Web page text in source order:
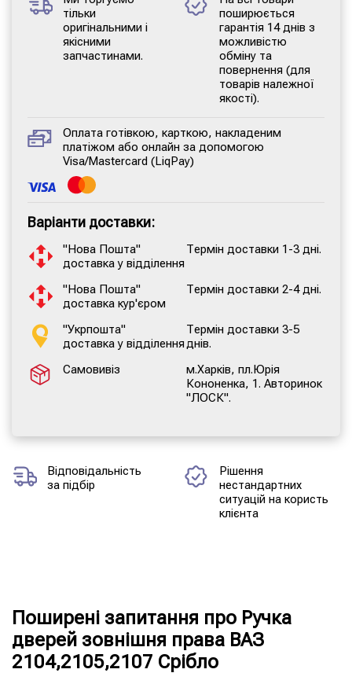
тільки
оригінальними і
якісними
запчастинами.
поширюється
гарантія 14 днів з
можливістю
обміну та
повернення (для
товарів належної
якості).
Оплата готівкою, карткою, накладеним
платіжом або онлайн за допомогою
Visa/Mastercard (LiqPay)
Варіанти доставки:
"Нова Пошта"
доставка у відділення
Термін доставки 1-3 дні.
"Нова Пошта"
доставка кур'єром
Термін доставки 2-4 дні.
"Укрпошта"
доставка у відділення
Термін доставки 3-5
днів.
Самовивіз
м.Харків, пл.Юрія
Кононенка, 1. Авторинок
"ЛОСК".
Відповідальність
за підбір
Рішення
нестандартних
ситуацій на користь
клієнта
Поширені запитання про Ручка
дверей зовнішня права ВАЗ
2104,2105,2107 Срібло